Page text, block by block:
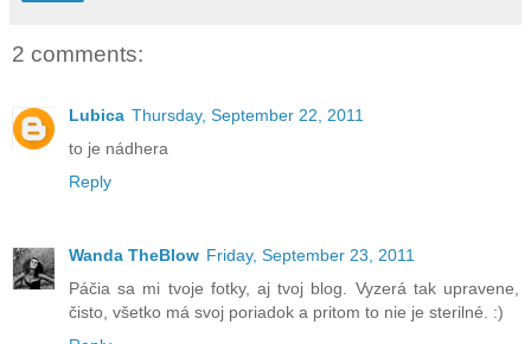
2 comments:
Lubica Thursday, September 22, 2011
to je nádhera
Reply
Wanda TheBlow Friday, September 23, 2011
Páčia sa mi tvoje fotky, aj tvoj blog. Vyzerá tak upravene,
čisto, všetko má svoj poriadok a pritom to nie je sterilné. :)